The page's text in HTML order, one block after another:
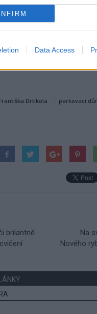
Data Access
Drtikola parkovací
brilantně
Na
Nového